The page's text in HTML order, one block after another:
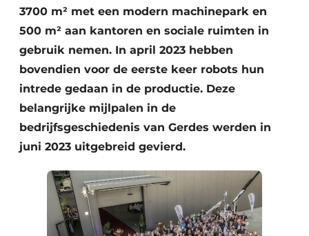
3700 m² met een modern machinepark en
500 m² aan kantoren en sociale ruimten in
gebruik nemen. In april 2023 hebben
bovendien voor de eerste keer robots hun
intrede gedaan in de productie. Deze
belangrijke mijlpalen in de
bedrijfsgeschiedenis van Gerdes werden in
juni 2023 uitgebreid gevierd.